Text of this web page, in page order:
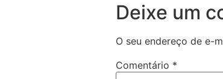
Deixe um
O seu endereço de e-
Comentário *